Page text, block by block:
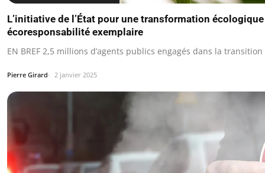
L’initiative de l’État pour une transformation
écoresponsabilité exemplaire
EN BREF 2,5 millions d’agents publics engagés dans la
Pierre Girard 2 janvier 2025